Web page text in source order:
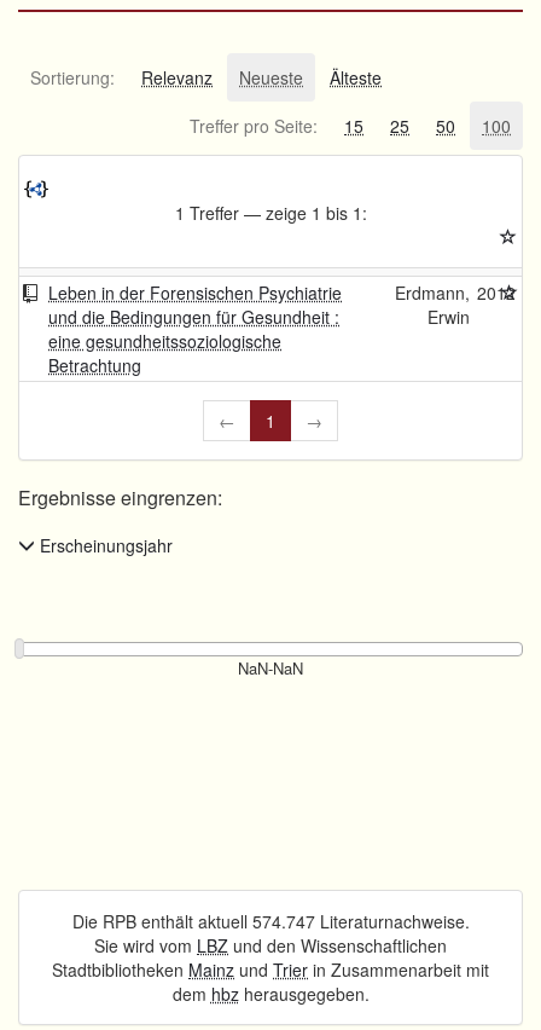
Sortierung: Relevanz Neueste
Älteste
Treffer pro Seite:
15 25 50 100
1 Treffer — zeige 1 bis 1:
Leben in der Forensischen Psychiatrie
und die Bedingungen für Gesundheit :
eine gesundheitssoziologische
Betrachtung
Erdmann,
Erwin
2012
← 1 →
Ergebnisse eingrenzen:
Erscheinungsjahr
Die RPB enthält aktuell 574.747 Literaturnachweise.
Sie wird vom LBZ und den Wissenschaftlichen
Stadtbibliotheken Mainz und Trier in Zusammenarbeit mit
dem hbzherausgegeben.